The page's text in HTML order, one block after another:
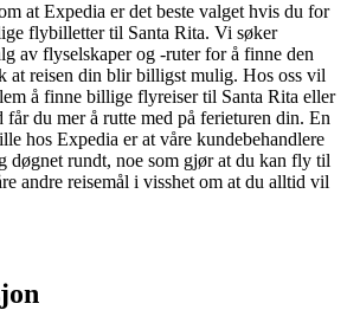
at Expedia er det beste valget hvis du for
flybilletter til Santa Rita. Vi søker
av flyselskaper og -ruter for å finne den
at reisen din blir billigst mulig. Hos oss vil
å finne billige flyreiser til Santa Rita eller
får du mer å rutte med på ferieturen din. En
hos Expedia er at våre kundebehandlere
døgnet rundt, noe som gjør at du kan fly til
andre reisemål i visshet om at du alltid vil